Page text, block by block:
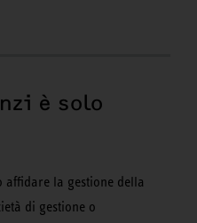
è solo
affidare la gestione della
di gestione o